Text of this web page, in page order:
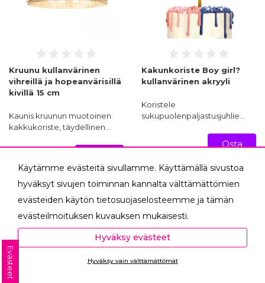
Kruunu kullanvärinen
vihreillä ja hopeanvärisillä
kivillä 15 cm
Kaunis kruunun muotoinen
kakkukoriste, täydellinen…
10,90 €
nyt!
Kakunkoriste Boy girl?
kullanvärinen akryyli
Koristele
sukupuolenpaljastusjuhlie…
Osta
Käytämme evästeitä sivullamme. Käyttämällä sivustoa
hyväksyt sivujen toiminnan kannalta välttämättömien
evästeiden käytön tietosuojaselosteemme ja tämän
evästeilmoituksen kuvauksen mukaisesti.
Hyväksyessäsi analytiikka- ja markkinointievästeet
autat meitä mittaamaan ja analysoimaan
verkkosivumme toimintaa ja käyttöä (Analytiikka ja
Hyväksy evästeet
Hyväksy vain välttämättömät
Evästeet